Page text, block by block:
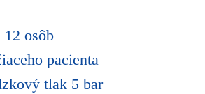
12 osôb
pacienta
tlak 5 bar